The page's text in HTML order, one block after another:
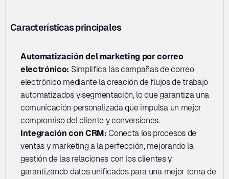
Características principales
Automatización del marketing por correo
electrónico: Simplifica las campañas de correo
electrónico mediante la creación de flujos de trabajo
automatizados y segmentación, lo que garantiza una
comunicación personalizada que impulsa un mejor
compromiso del cliente y conversiones.
Integración con CRM: Conecta los procesos de
ventas y marketing a la perfección, mejorando la
gestión de las relaciones con los clientes y
garantizando datos unificados para una mejor toma de